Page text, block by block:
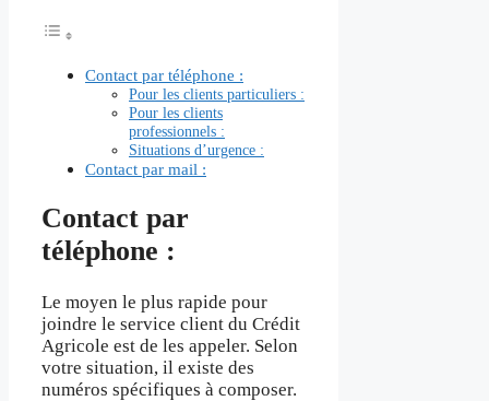
Contact par téléphone :
Pour les clients particuliers :
Pour les clients
professionnels :
Situations d’urgence :
Contact par mail :
Contact par
téléphone :
Le moyen le plus rapide pour
joindre le service client du Crédit
Agricole est de les appeler. Selon
votre situation, il existe des
numéros spécifiques à composer.